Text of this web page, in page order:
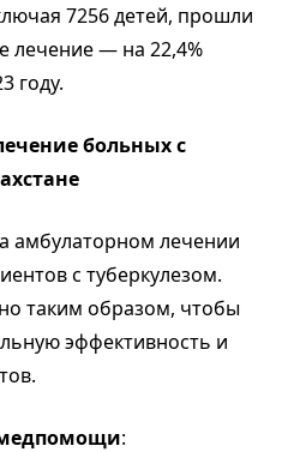
7256 детей, прошли
лечение — на 22,4%
году.
больных с
амбулаторном лечении
с туберкулезом.
таким образом, чтобы
эффективность и
: